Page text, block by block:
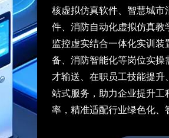
核虚拟仿真软件、智慧城市
件、消防自动化虚拟仿真教
监控虚实结合一体化实训装
备、消防智能化等岗位实操
才输送、在职员工技能提升
站式服务，助力企业提升工
率，精准适配行业绿色化、